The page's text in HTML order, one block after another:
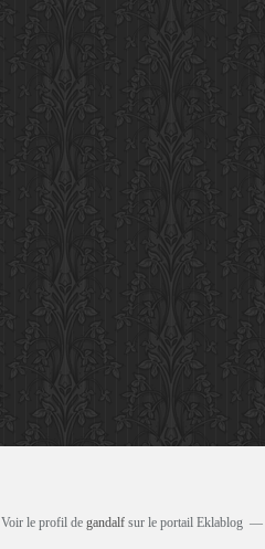
Voir le profil de gandalf sur le portail Eklablog